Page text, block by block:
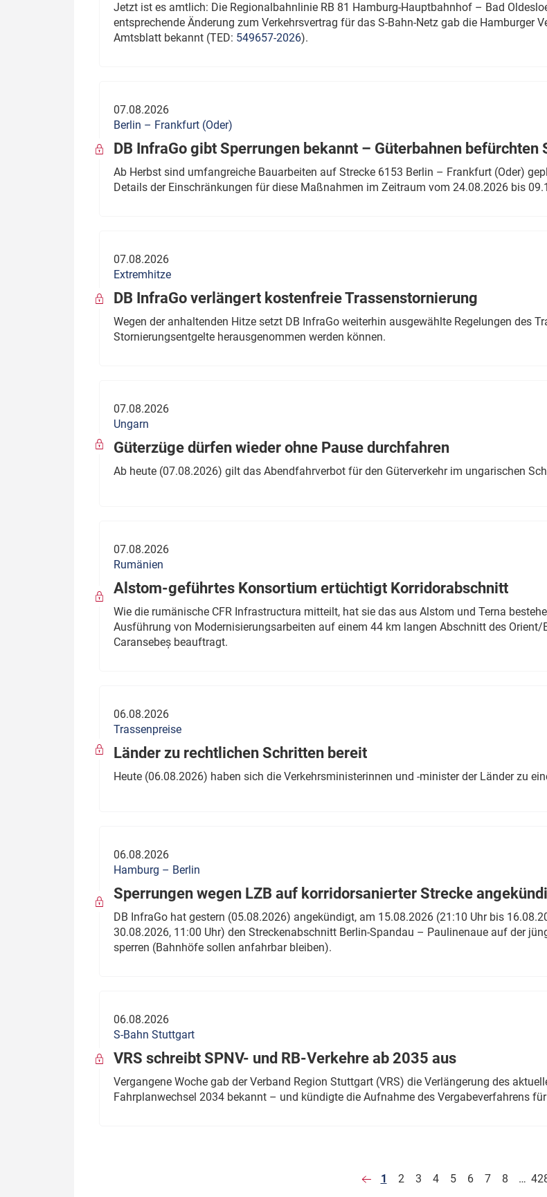
Jetzt ist es amtlich: Die Regionalbahnlinie RB 81 Hamburg-Hauptbahnhof – Bad
entsprechende Änderung zum Verkehrsvertrag für das S-Bahn-Netz gab die Hamburger
Amtsblatt bekannt (TED: 549657-2026).
07.08.2026
Berlin – Frankfurt (Oder)
DB InfraGo gibt Sperrungen bekannt – Güterbahnen befürchten
Ab Herbst sind umfangreiche Bauarbeiten auf Strecke 6153 Berlin – Frankfurt (Oder)
Details der Einschränkungen für diese Maßnahmen im Zeitraum vom 24.08.2026 bis
07.08.2026
Extremhitze
DB InfraGo verlängert kostenfreie Trassenstornierung
Wegen der anhaltenden Hitze setzt DB InfraGo weiterhin ausgewählte Regelungen des
Stornierungsentgelte herausgenommen werden können.
07.08.2026
Ungarn
Güterzüge dürfen wieder ohne Pause durchfahren
Ab heute (07.08.2026) gilt das Abendfahrverbot für den Güterverkehr im ungarischen
07.08.2026
Rumänien
Alstom-geführtes Konsortium ertüchtigt Korridorabschnitt
Wie die rumänische CFR Infrastructura mitteilt, hat sie das aus Alstom und Terna
Ausführung von Modernisierungsarbeiten auf einem 44 km langen Abschnitt des
Caransebeș beauftragt.
06.08.2026
Trassenpreise
Länder zu rechtlichen Schritten bereit
Heute (06.08.2026) haben sich die Verkehrsministerinnen und -minister der Länder zu
06.08.2026
Hamburg – Berlin
Sperrungen wegen LZB auf korridorsanierter Strecke
DB InfraGo hat gestern (05.08.2026) angekündigt, am 15.08.2026 (21:10 Uhr bis
30.08.2026, 11:00 Uhr) den Streckenabschnitt Berlin-Spandau – Paulinenaue auf der
sperren (Bahnhöfe sollen anfahrbar bleiben).
06.08.2026
S-Bahn Stuttgart
VRS schreibt SPNV- und RB-Verkehre ab 2035 aus
Vergangene Woche gab der Verband Region Stuttgart (VRS) die Verlängerung des
Fahrplanwechsel 2034 bekannt – und kündigte die Aufnahme des Vergabeverfahrens
1 2 3 4 5 6 7 8 …